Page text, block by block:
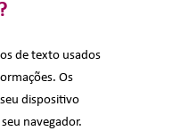
de texto usados
Os
dispositivo
navegador.